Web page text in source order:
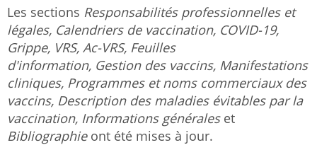
Les sections Responsabilités professionnelles et
légales, Calendriers de vaccination, COVID-19,
Grippe, VRS, Ac-VRS, Feuilles
d'information, Gestion des vaccins, Manifestations
cliniques, Programmes et noms commerciaux des
vaccins, Description des maladies évitables par la
vaccination, Informations générales et
Bibliographie ont été mises à jour.